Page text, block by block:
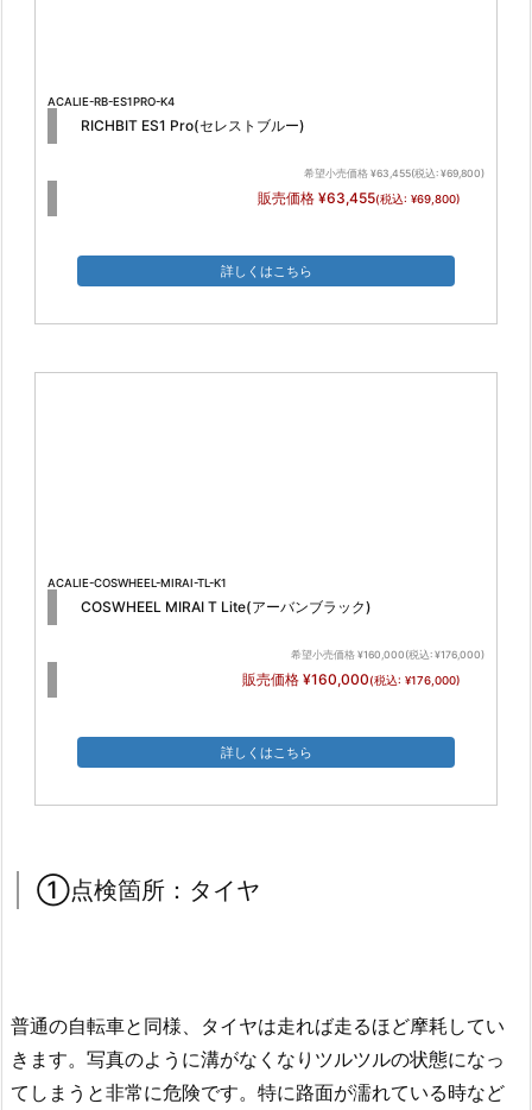
ACALIE-RB-ES1PRO-K4
RICHBIT ES1 Pro(セレストブルー)
希望小売価格 ¥63,455(税込: ¥69,800)
販売価格 ¥63,455(税込: ¥69,800)
詳しくはこちら
ACALIE-COSWHEEL-MIRAI-TL-K1
COSWHEEL MIRAI T Lite(アーバンブラック)
希望小売価格 ¥160,000(税込: ¥176,000)
販売価格 ¥160,000(税込: ¥176,000)
詳しくはこちら
①点検箇所：タイヤ
普通の自転車と同様、タイヤは走れば走るほど摩耗してい
きます。写真のように溝がなくなりツルツルの状態になっ
てしまうと非常に危険です。特に路面が濡れている時など